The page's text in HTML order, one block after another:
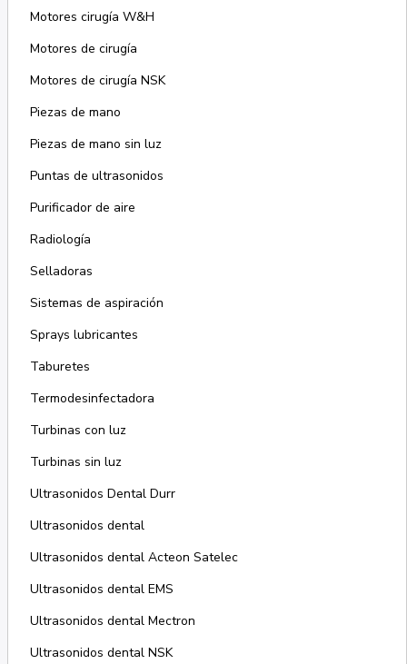
Motores cirugía W&H
Motores de cirugía
Motores de cirugía NSK
Piezas de mano
Piezas de mano sin luz
Puntas de ultrasonidos
Purificador de aire
Radiología
Selladoras
Sistemas de aspiración
Sprays lubricantes
Taburetes
Termodesinfectadora
Turbinas con luz
Turbinas sin luz
Ultrasonidos Dental Durr
Ultrasonidos dental
Ultrasonidos dental Acteon Satelec
Ultrasonidos dental EMS
Ultrasonidos dental Mectron
Ultrasonidos dental NSK